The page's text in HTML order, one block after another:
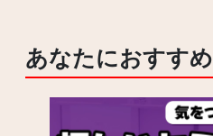
あなたにおすすめ